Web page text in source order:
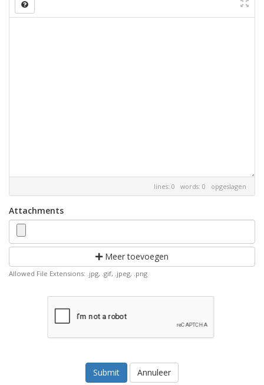
lines: 0 words: 0 opgeslagen
Attachments
Meer toevoegen
Allowed File Extensions: .jpg, .gif, .jpeg, .png
Annuleer